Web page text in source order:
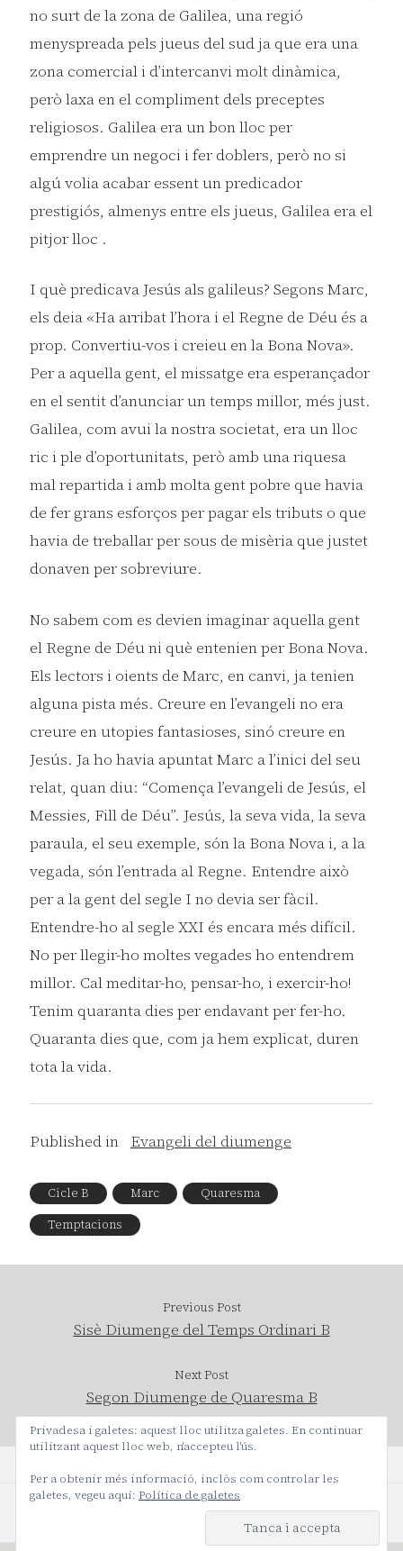
no surt de la zona de Galilea, una regió
menyspreada pels jueus del sud ja que era una
zona comercial i d’intercanvi molt dinàmica,
però laxa en el compliment dels preceptes
religiosos. Galilea era un bon lloc per
emprendre un negoci i fer doblers, però no si
algú volia acabar essent un predicador
prestigiós, almenys entre els jueus, Galilea era el
pitjor lloc .
I què predicava Jesús als galileus? Segons Marc,
els deia «Ha arribat l’hora i el Regne de Déu és a
prop. Convertiu-vos i creieu en la Bona Nova».
Per a aquella gent, el missatge era esperançador
en el sentit d’anunciar un temps millor, més just.
Galilea, com avui la nostra societat, era un lloc
ric i ple d’oportunitats, però amb una riquesa
mal repartida i amb molta gent pobre que havia
de fer grans esforços per pagar els tributs o que
havia de treballar per sous de misèria que justet
donaven per sobreviure.
No sabem com es devien imaginar aquella gent
el Regne de Déu ni què entenien per Bona Nova.
Els lectors i oients de Marc, en canvi, ja tenien
alguna pista més. Creure en l’evangeli no era
creure en utopies fantasioses, sinó creure en
Jesús. Ja ho havia apuntat Marc a l’inici del seu
relat, quan diu: “Comença l’evangeli de Jesús, el
Messies, Fill de Déu”. Jesús, la seva vida, la seva
paraula, el seu exemple, són la Bona Nova i, a la
vegada, són l’entrada al Regne. Entendre això
per a la gent del segle I no devia ser fàcil.
Entendre-ho al segle XXI és encara més difícil.
No per llegir-ho moltes vegades ho entendrem
millor. Cal meditar-ho, pensar-ho, i exercir-ho!
Tenim quaranta dies per endavant per fer-ho.
Quaranta dies que, com ja hem explicat, duren
tota la vida.
Published in Evangeli del diumenge
Cicle B Marc Quaresma
Temptacions
Previous Post
Sisè Diumenge del Temps Ordinari B
Next Post
Segon Diumenge de Quaresma B
Privadesa i galetes: aquest lloc utilitza galetes. En continuar
utilitzant aquest lloc web, n'accepteu l'ús.
Per a obtenir més informació, inclòs com controlar les
galetes, vegeu aquí: Política de galetes